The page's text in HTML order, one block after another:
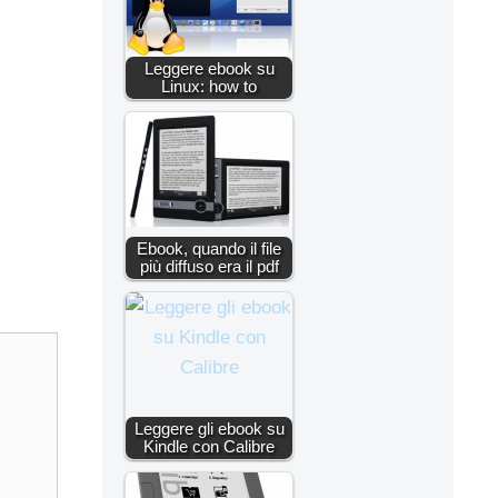
Leggere ebook su
Linux: how to
Ebook, quando il file
più diffuso era il pdf
Leggere gli ebook su
Kindle con Calibre